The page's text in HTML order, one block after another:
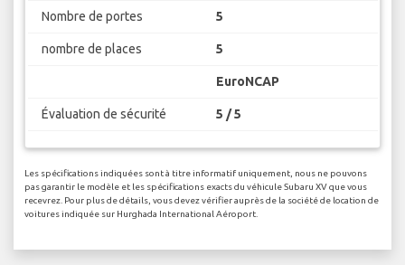
Nombre de portes 5
nombre de places 5
EuroNCAP
Évaluation de sécurité 5 / 5
Les spécifications indiquées sont à titre informatif uniquement, nous ne pouvons
pas garantir le modèle et les spécifications exacts du véhicule Subaru XV que vous
recevrez. Pour plus de détails, vous devez vérifier auprès de la société de location de
voitures indiquée sur Hurghada International Aéroport.